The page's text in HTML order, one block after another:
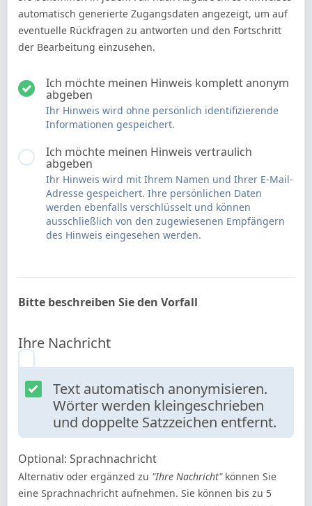
automatisch generierte Zugangsdaten angezeigt, um auf
eventuelle Rückfragen zu antworten und den Fortschritt
der Bearbeitung einzusehen.
Ich möchte meinen Hinweis komplett anonym
abgeben
Ihr Hinweis wird ohne persönlich identifizierende
Informationen gespeichert.
Ich möchte meinen Hinweis vertraulich
abgeben
Ihr Hinweis wird mit Ihrem Namen und Ihrer E-Mail-
Adresse gespeichert. Ihre persönlichen Daten
werden ebenfalls verschlüsselt und können
ausschließlich von den zugewiesenen Empfängern
des Hinweis eingesehen werden.
Bitte beschreiben Sie den Vorfall
Ihre Nachricht
Text automatisch anonymisieren.
Wörter werden kleingeschrieben
und doppelte Satzzeichen entfernt.
Optional: Sprachnachricht
Alternativ oder ergänzed zu "Ihre Nachricht"können Sie
eine Sprachnachricht aufnehmen. Sie können bis zu 5